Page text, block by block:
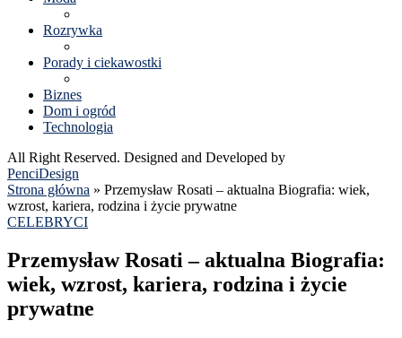
Rozrywka
Porady i ciekawostki
Biznes
Dom i ogród
Technologia
All Right Reserved. Designed and Developed by
PenciDesign
Strona główna » Przemysław Rosati – aktualna Biografia: wiek,
wzrost, kariera, rodzina i życie prywatne
CELEBRYCI
Przemysław Rosati – aktualna Biografia:
wiek, wzrost, kariera, rodzina i życie
prywatne